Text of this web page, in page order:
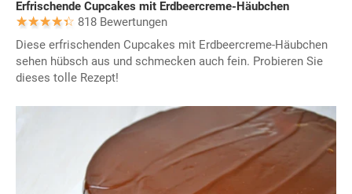
Erfrischende Cupcakes mit Erdbeercreme-Häubchen
818 Bewertungen
Diese erfrischenden Cupcakes mit Erdbeercreme-Häubchen
sehen hübsch aus und schmecken auch fein. Probieren Sie
dieses tolle Rezept!